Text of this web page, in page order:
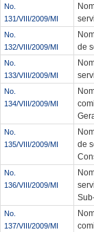
No.
131/VIII/2009/MI
No.
132/VIII/2009/MI
de
No.
133/VIII/2009/MI
No.
134/VIII/2009/MI
No.
135/VIII/2009/MI
de
No.
136/VIII/2009/MI
No.
137/VIII/2009/MI